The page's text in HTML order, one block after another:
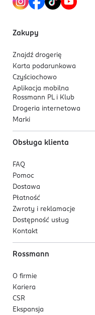
Zakupy
Znajdź drogerię
Karta podarunkowa
Czyściochowo
Aplikacja mobilna
Rossmann PL i Klub
Drogeria internetowa
Marki
Obsługa klienta
FAQ
Pomoc
Dostawa
Płatność
Zwroty i reklamacje
Dostępność usług
Kontakt
Rossmann
O firmie
Kariera
CSR
Ekspansja